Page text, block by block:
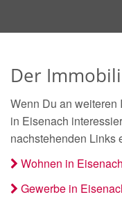
Der
Wenn Du an weiteren
in Eisenach
nachstehenden Links
Wohnen in Eisenach
Gewerbe in